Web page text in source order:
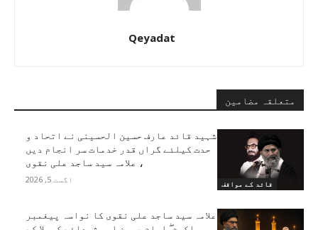
Qeyadat
متعلقہ مضامین
قائد کے مواقف
شہید قائد عارف حسین الحسینی نے اتحاد و
حدت کیلئے گراں قدر خدمات سر انجام دیں
، علامہ سید ساجد علی نقوی
اگست 5, 2026
علامہ سید ساجد علی نقوی کا نواسہ پیغمبر